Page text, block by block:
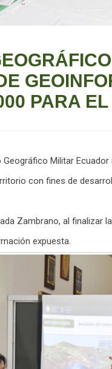
PARA
Geográfico Militar Ecuador
con fines de
Zambrano, al finalizar
expuesta.